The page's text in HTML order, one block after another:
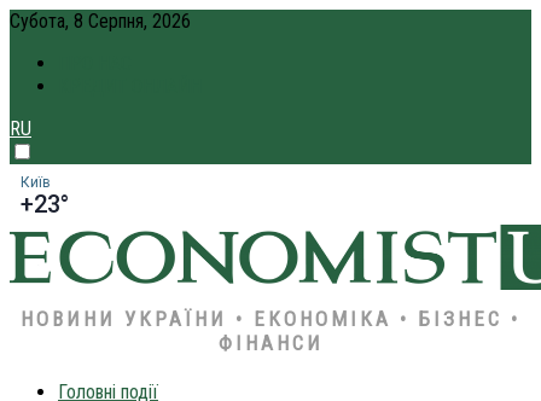
Субота, 8 Серпня, 2026
RU
Київ
+23°
НОВИНИ УКРАЇНИ • ЕКОНОМІКА • БІЗНЕС •
ФІНАНСИ
Головні події